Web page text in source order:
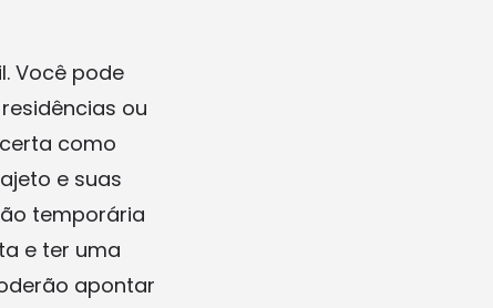
Você pode
ou
como
e suas
temporária
e ter uma
apontar